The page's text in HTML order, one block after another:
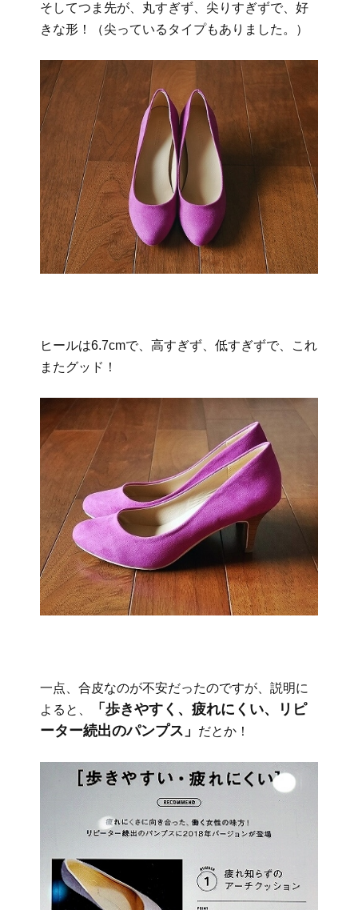
そしてつま先が、丸すぎず、尖りすぎずで、好
きな形！（尖っているタイプもありました。）
ヒールは6.7cmで、高すぎず、低すぎずで、これ
またグッド！
一点、合皮なのが不安だったのですが、説明に
よると、
「歩きやすく、疲れにくい、リピ
ーター続出のパンプス」
だとか！